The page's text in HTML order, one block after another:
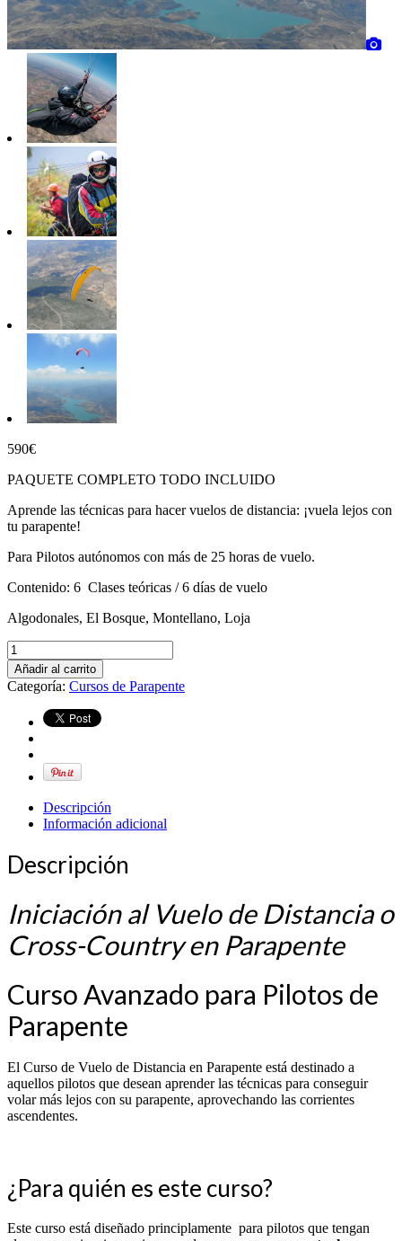
590€
PAQUETE COMPLETO TODO INCLUIDO
Aprende las técnicas para hacer vuelos de distancia: ¡vuela lejos con
tu parapente!
Para Pilotos autónomos con más de 25 horas de vuelo.
Contenido: 6 Clases teóricas / 6 días de vuelo
Algodonales, El Bosque, Montellano, Loja
Curso
de
Vuelo
de
Distancia
cantidad
Añadir al carrito
Categoría: Cursos de Parapente
Descripción
Información adicional
Descripción
Iniciación al Vuelo de Distancia o
Cross-Country en Parapente
Curso Avanzado para Pilotos de
Parapente
El Curso de Vuelo de Distancia en Parapente está destinado a
aquellos pilotos que desean aprender las técnicas para conseguir
volar más lejos con su parapente, aprovechando las corrientes
ascendentes.
¿Para quién es este curso?
Este curso está diseñado principlamente para pilotos que tengan